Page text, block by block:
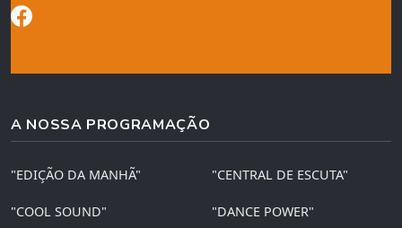
A NOSSA PROGRAMAÇÃO
"EDIÇÃO DA MANHÃ" "CENTRAL DE ESCUTA"
"COOL SOUND" "DANCE POWER"